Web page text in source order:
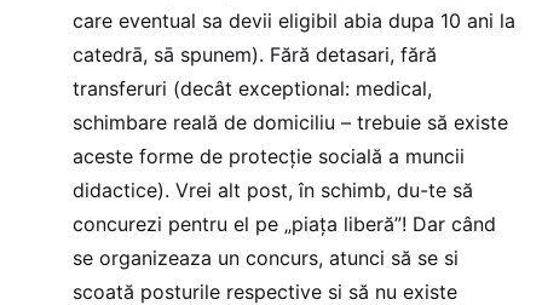
care eventual sa devii eligibil abia dupa 10 ani la
catedrā, sā spunem). Fără detasari, fără
transferuri (decât exceptional: medical,
schimbare reală de domiciliu – trebuie să existe
aceste forme de protecţie socială a muncii
didactice). Vrei alt post, în schimb, du-te să
concurezi pentru el pe „piaţa liberă”! Dar când
se organizeaza un concurs, atunci să se si
scoată posturile respective si să nu existe